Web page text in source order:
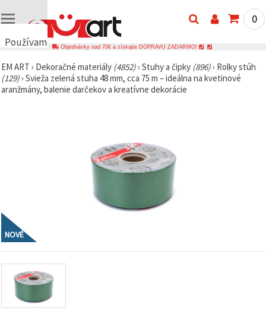
Používame
🍪
Používame
cookies a
súhlasom
analyzovali
návštevnosť
a
zobrazovali
obsah a
reklamu, aj
s pomocou
našich
partnerov
0
Objednávky nad 70€ a získajte DOPRAVU ZADARMO!
EM ART › Dekoračné materiály (4852)› Stuhy a čipky (896)› Rolky stúh
(129)› Svieža zelená stuha 48 mm, cca 75 m – ideálna na kvetinové
aranžmány, balenie darčekov a kreatívne dekorácie
NOVÉ